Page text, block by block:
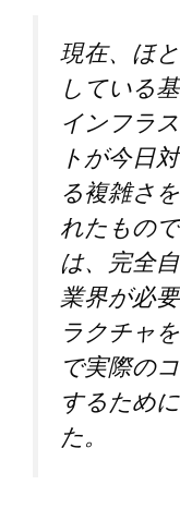
現在、ほ
している
インフラ
トが今日
る複雑さ
れたもの
は、完全
業界が必
ラクチャ
で実際の
するため
た。